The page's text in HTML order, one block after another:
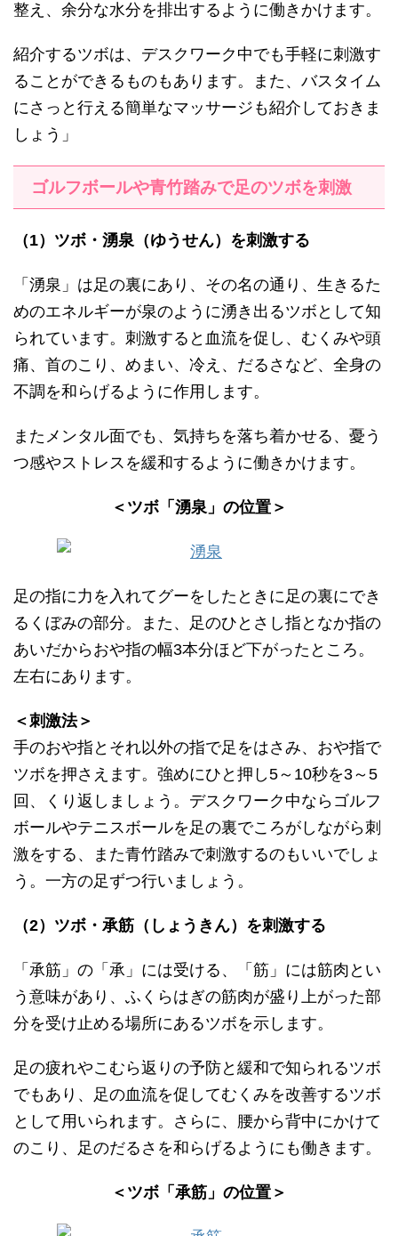
整え、余分な水分を排出するように働きかけます。
紹介するツボは、デスクワーク中でも手軽に刺激す
ることができるものもあります。また、バスタイム
にさっと行える簡単なマッサージも紹介しておきま
しょう」
ゴルフボールや青竹踏みで足のツボを刺激
（1）ツボ・湧泉（ゆうせん）を刺激する
「湧泉」は足の裏にあり、その名の通り、生きるた
めのエネルギーが泉のように湧き出るツボとして知
られています。刺激すると血流を促し、むくみや頭
痛、首のこり、めまい、冷え、だるさなど、全身の
不調を和らげるように作用します。
またメンタル面でも、気持ちを落ち着かせる、憂う
つ感やストレスを緩和するように働きかけます。
＜ツボ「湧泉」の位置＞
足の指に力を入れてグーをしたときに足の裏にでき
るくぼみの部分。また、足のひとさし指となか指の
あいだからおや指の幅3本分ほど下がったところ。
左右にあります。
＜刺激法＞
手のおや指とそれ以外の指で足をはさみ、おや指で
ツボを押さえます。強めにひと押し5～10秒を3～5
回、くり返しましょう。デスクワーク中ならゴルフ
ボールやテニスボールを足の裏でころがしながら刺
激をする、また青竹踏みで刺激するのもいいでしょ
う。一方の足ずつ行いましょう。
（2）ツボ・承筋（しょうきん）を刺激する
「承筋」の「承」には受ける、「筋」には筋肉とい
う意味があり、ふくらはぎの筋肉が盛り上がった部
分を受け止める場所にあるツボを示します。
足の疲れやこむら返りの予防と緩和で知られるツボ
でもあり、足の血流を促してむくみを改善するツボ
として用いられます。さらに、腰から背中にかけて
のこり、足のだるさを和らげるようにも働きます。
＜ツボ「承筋」の位置＞